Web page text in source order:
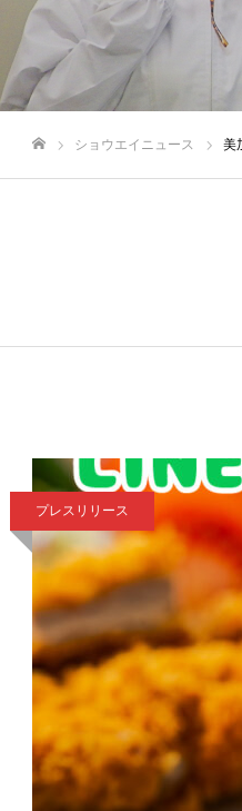
ショウエイニュース 美
プレスリリース